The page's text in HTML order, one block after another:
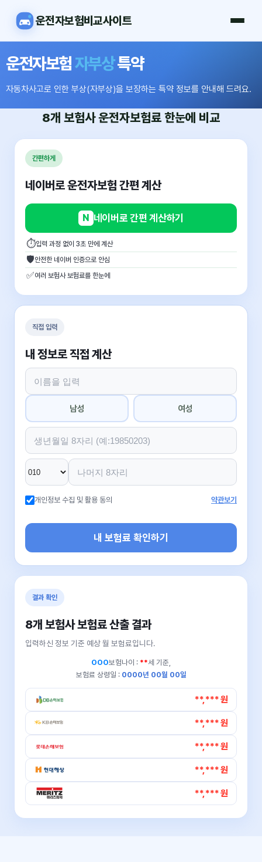
운전자보험비교사이트
운전자보험자부상특약
자동차사고로 인한 부상(자부상)을 보장하는 특약 정보를 안내해 드려요.
8개 보험사운전자보험료 한눈에 비교
간편하게
네이버로 운전자보험 간편 계산
N 네이버로 간편 계산하기
⏱입력 과정 없이 3초 만에 계산
🛡안전한 네이버 인증으로 안심
✅여러 보험사 보험료를 한눈에
직접 입력
내 정보로 직접 계산
남성 여성
개인정보 수집 및 활용 동의 약관보기
내 보험료 확인하기
결과 확인
8개 보험사 보험료 산출 결과
입력하신 정보 기준 예상 월 보험료입니다.
OOO보험나이 : **세 기준,
보험료 상령일 : 0000년 00월 00일
**,*** 원
**,*** 원
**,*** 원
**,*** 원
**,*** 원